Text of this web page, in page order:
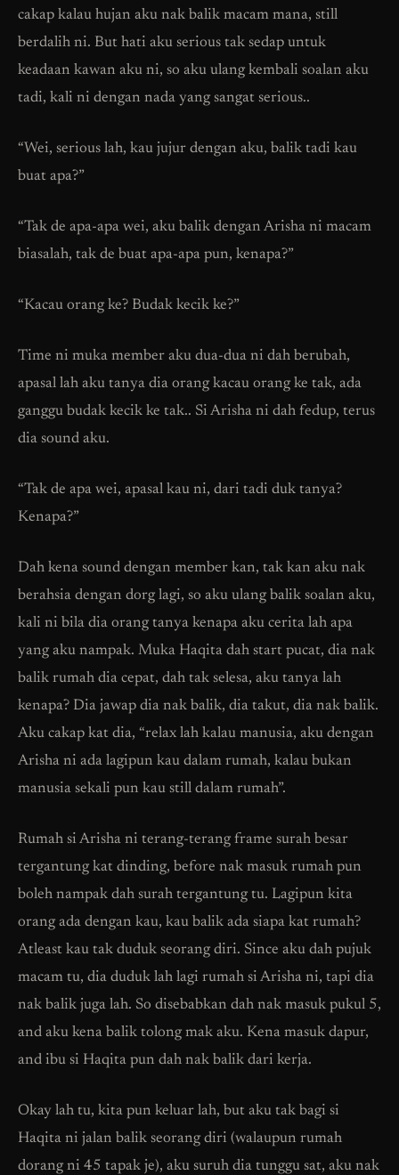
cakap kalau hujan aku nak balik macam mana, still
berdalih ni. But hati aku serious tak sedap untuk
keadaan kawan aku ni, so aku ulang kembali soalan aku
tadi, kali ni dengan nada yang sangat serious..
“Wei, serious lah, kau jujur dengan aku, balik tadi kau
buat apa?”
“Tak de apa-apa wei, aku balik dengan Arisha ni macam
biasalah, tak de buat apa-apa pun, kenapa?”
“Kacau orang ke? Budak kecik ke?”
Time ni muka member aku dua-dua ni dah berubah,
apasal lah aku tanya dia orang kacau orang ke tak, ada
ganggu budak kecik ke tak.. Si Arisha ni dah fedup, terus
dia sound aku.
“Tak de apa wei, apasal kau ni, dari tadi duk tanya?
Kenapa?”
Dah kena sound dengan member kan, tak kan aku nak
berahsia dengan dorg lagi, so aku ulang balik soalan aku,
kali ni bila dia orang tanya kenapa aku cerita lah apa
yang aku nampak. Muka Haqita dah start pucat, dia nak
balik rumah dia cepat, dah tak selesa, aku tanya lah
kenapa? Dia jawap dia nak balik, dia takut, dia nak balik.
Aku cakap kat dia, “relax lah kalau manusia, aku dengan
Arisha ni ada lagipun kau dalam rumah, kalau bukan
manusia sekali pun kau still dalam rumah”.
Rumah si Arisha ni terang-terang frame surah besar
tergantung kat dinding, before nak masuk rumah pun
boleh nampak dah surah tergantung tu. Lagipun kita
orang ada dengan kau, kau balik ada siapa kat rumah?
Atleast kau tak duduk seorang diri. Since aku dah pujuk
macam tu, dia duduk lah lagi rumah si Arisha ni, tapi dia
nak balik juga lah. So disebabkan dah nak masuk pukul 5,
and aku kena balik tolong mak aku. Kena masuk dapur,
and ibu si Haqita pun dah nak balik dari kerja.
Okay lah tu, kita pun keluar lah, but aku tak bagi si
Haqita ni jalan balik seorang diri (walaupun rumah
dorang ni 45 tapak je), aku suruh dia tunggu sat, aku nak